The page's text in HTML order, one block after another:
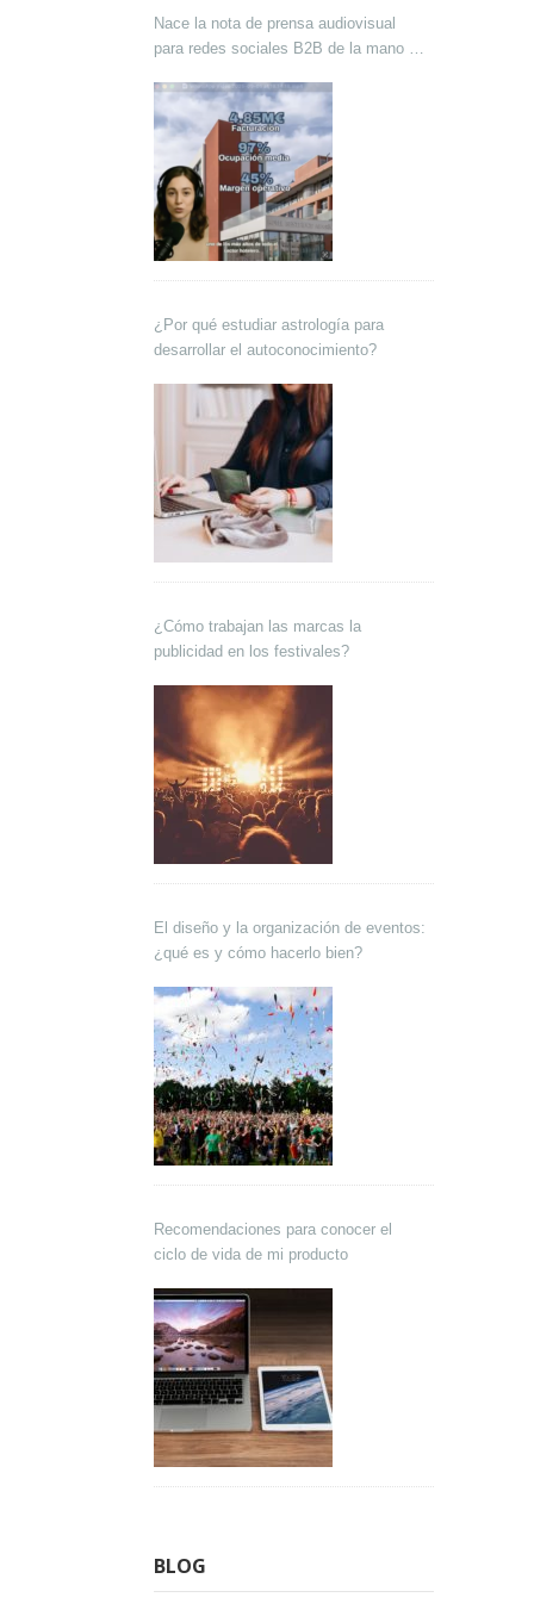
Nace la nota de prensa audiovisual
para redes sociales B2B de la mano de
¿Por qué estudiar astrología para
desarrollar el autoconocimiento?
¿Cómo trabajan las marcas la
publicidad en los festivales?
El diseño y la organización de eventos:
¿qué es y cómo hacerlo bien?
Recomendaciones para conocer el
ciclo de vida de mi producto
BLOG